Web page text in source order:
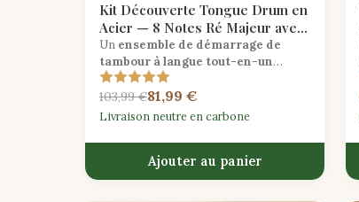
Kit Découverte Tongue Drum en
Acier — 8 Notes Ré Majeur avec
Mailloches & Housse
Un ensemble de démarrage de
tambour à langue tout-en-un
comprenant un tambour en acier à 8
notes en do majeur, des maillets en
caoutchouc, des plectres et un sac de
103,99 €81,99 €
Livraison neutre en carbone
Ajouter au panier